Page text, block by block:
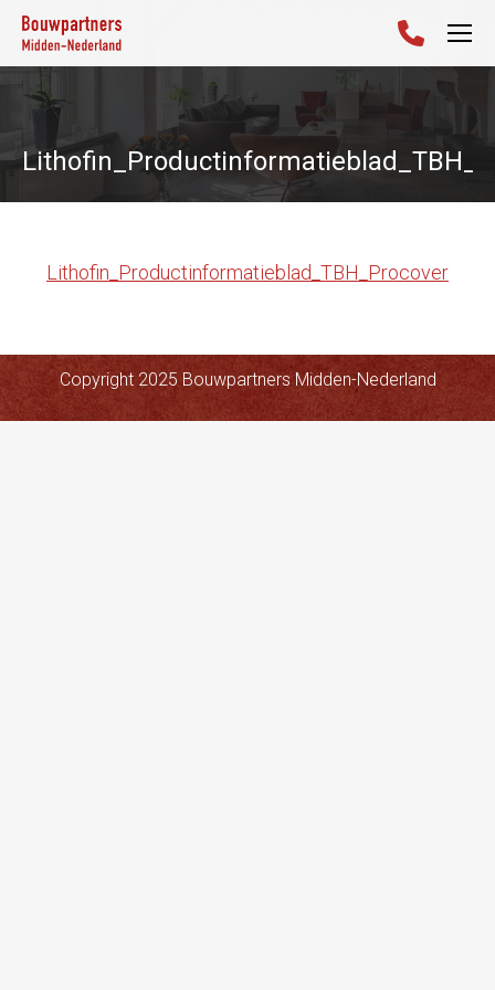
Lithofin_Productinformatieblad_TBH_Procover
Copyright 2025 Bouwpartners Midden-Nederland